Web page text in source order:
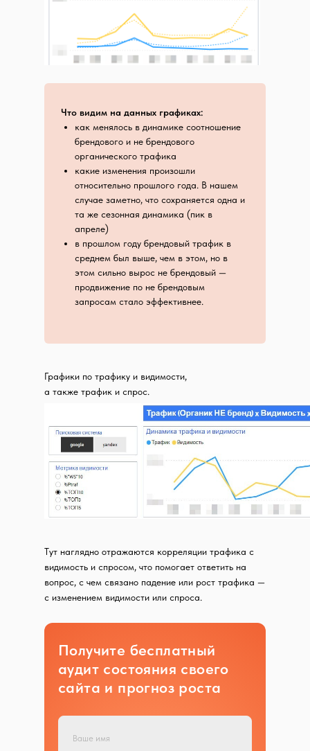
Что видим на данных графиках:
как менялось в динамике соотношение
брендового и не брендового
органического трафика
какие изменения произошли
относительно прошлого года. В нашем
случае заметно, что сохраняется одна и
та же сезонная динамика (пик в
апреле)
в прошлом году брендовый трафик в
среднем был выше, чем в этом, но в
этом сильно вырос не брендовый —
продвижение по не брендовым
запросам стало эффективнее.
Графики по трафику и видимости,
а также трафик и спрос.
Тут наглядно отражаются корреляции трафика с
видимость и спросом, что помогает ответить на
вопрос, с чем связано падение или рост трафика —
с изменением видимости или спроса.
Получите бесплатный
аудит состояния своего
сайта и прогноз роста